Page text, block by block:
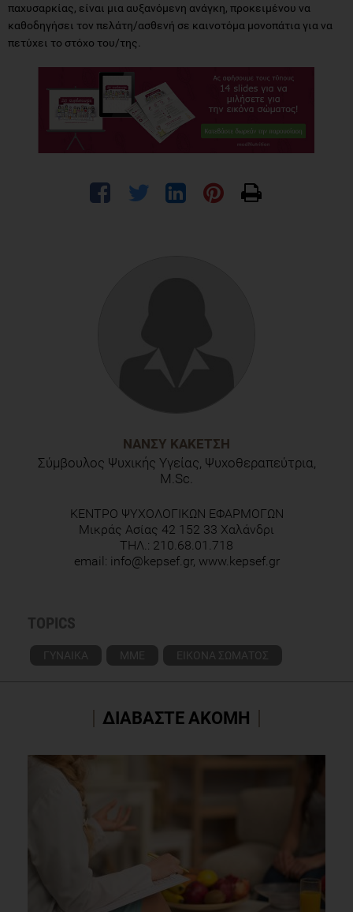
παχυσαρκίας, είναι μια αυξανόμενη ανάγκη, προκειμένου να
καθοδηγήσει τον πελάτη/ασθενή σε καινοτόμα μονοπάτια για να
πετύχει το στόχο του/της.
ΝΆΝΣΥ ΚΑΚΈΤΣΗ
Σύμβουλος Ψυχικής Υγείας, Ψυχοθεραπεύτρια,
M.Sc.
ΚΕΝΤΡΟ ΨΥΧΟΛΟΓΙΚΩΝ ΕΦΑΡΜΟΓΩΝ
Μικράς Ασίας 42 152 33 Χαλάνδρι
ΤΗΛ.: 210.68.01.718
email: info@kepsef.gr, www.kepsef.gr
TOPICS
ΓΥΝΑΙΚΑ ΜΜΕ ΕΙΚΟΝΑ ΣΩΜΑΤΟΣ
ΔΙΑΒΑΣΤΕ ΑΚΟΜΗ